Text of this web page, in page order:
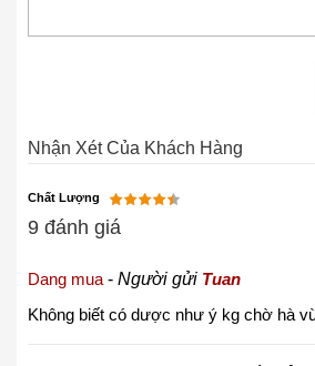
Nhận Xét Của Khách Hàng
Chất Lượng
9 đánh giá
Dang mua - Người gửi Tuan
Không biết có dược như ý kg chờ hà